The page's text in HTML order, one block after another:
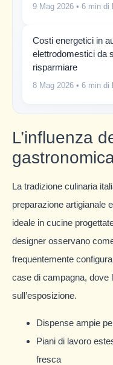
9 Mag 2026 • 6 min di
Costi energetici in
elettrodomestici da
risparmiare
8 Mag 2026 • 6 min di
L’influenza
La tradizione culinaria
preparazione artigianale
ideale in cucine
designer osservano
frequentemente
case di campagna, dove
sull’esposizione.
Dispense ampie
Piani di lavoro
fresca